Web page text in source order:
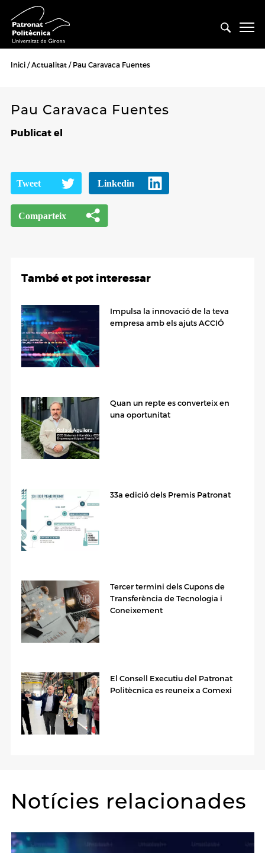
Inici Actualitat Pau Caravaca Fuentes
Pau Caravaca Fuentes
Publicat el
També et pot interessar
Impulsa la innovació de la teva
empresa amb els ajuts ACCIÓ
Quan un repte es converteix en
una oportunitat
33a edició dels Premis Patronat
Tercer termini dels Cupons de
Transferència de Tecnologia i
Coneixement
El Consell Executiu del Patronat
Politècnica es reuneix a Comexi
Notícies relacionades